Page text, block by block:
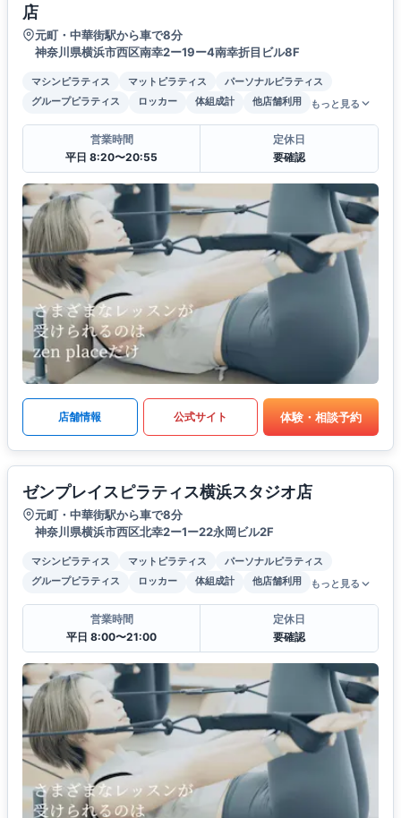
店
元町・中華街駅から車で8分
神奈川県横浜市西区南幸2ー19ー4南幸折目ビル8F
マシンピラティス マットピラティス
パーソナルピラティス
グループピラティス
ロッカー 体組成計 他店舗利用 もっと見る
営業時間
平日 8:20〜20:55
定休日
要確認
店舗情報 公式サイト 体験・相談予約
ゼンプレイスピラティス横浜スタジオ店
元町・中華街駅から車で8分
神奈川県横浜市西区北幸2ー1ー22永岡ビル2F
マシンピラティス マットピラティス
パーソナルピラティス
グループピラティス
ロッカー 体組成計 他店舗利用 もっと見る
営業時間
平日 8:00〜21:00
定休日
要確認